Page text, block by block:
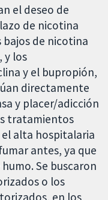
el deseo de
de nicotina
bajos de nicotina
y los
y el bupropión,
directamente
y placer/adicción
tratamientos
alta hospitalaria
antes, ya que
Se buscaron
o los
en los